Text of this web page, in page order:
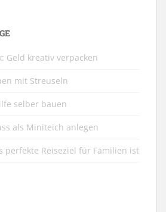
Geld kreativ verpacken
mit Streuseln
selber bauen
als Miniteich anlegen
perfekte Reiseziel für Familien ist